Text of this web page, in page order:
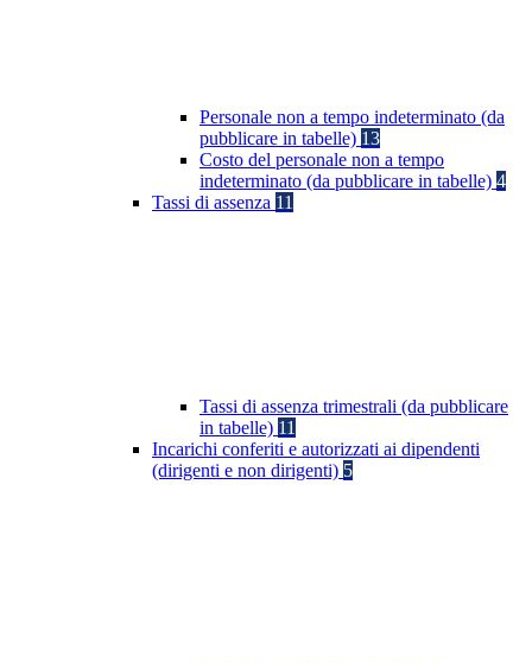
Personale non a tempo indeterminato (da
pubblicare in tabelle) 13
Costo del personale non a tempo
indeterminato (da pubblicare in tabelle) 4
Tassi di assenza 11
Tassi di assenza trimestrali (da pubblicare
in tabelle) 11
Incarichi conferiti e autorizzati ai dipendenti
(dirigenti e non dirigenti) 5